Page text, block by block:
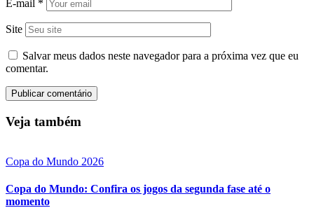
E-mail *
Site
Salvar meus dados neste navegador para a próxima vez que eu
comentar.
Veja também
Copa do Mundo 2026
Copa do Mundo: Confira os jogos da segunda fase até o
momento